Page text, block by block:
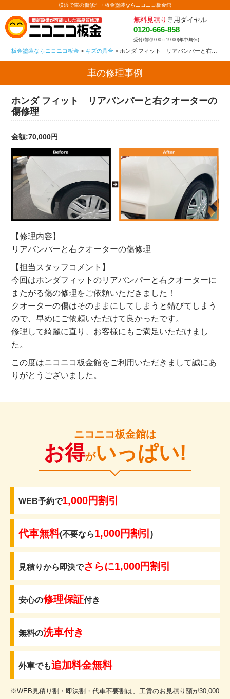
横浜で車の傷修理・板金塗装ならニコニコ板金館
無料見積り 専用ダイヤル
0120-666-858
受付時間9:00～19:00(年中無休)
板金塗装ならニコニコ板金 > キズの具合 > ホンダ フィット リアバンパーと右クオーターの傷修理
車の修理事例
ホンダ フィット リアバンパーと右クオーターの
傷修理
金額:70,000円
【修理内容】
リアバンパーと右クオーターの傷修理
【担当スタッフコメント】
今回はホンダフィットのリアバンパーと右クオーターに
またがる傷の修理をご依頼いただきました！
クオーターの傷はそのままにしてしまうと錆びてしまう
ので、早めにご依頼いただけて良かったです。
修理して綺麗に直り、お客様にもご満足いただけまし
た。
この度はニコニコ板金館をご利用いただきまして誠にあ
りがとうございました。
ニコニコ板金館は
お得がいっぱい!
WEB予約で1,000円割引
代車無料(不要なら1,000円割引)
見積りから即決でさらに1,000円割引
安心の修理保証付き
無料の洗車付き
外車でも追加料金無料
※WEB見積り割・即決割・代車不要割は、工賃のお見積り額が30,000